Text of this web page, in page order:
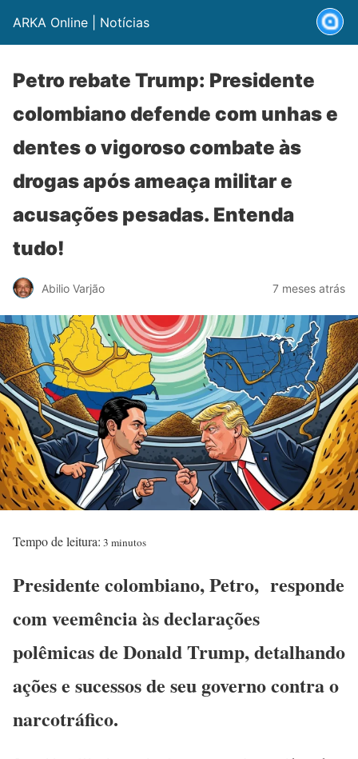
ARKA Online | Notícias
Petro rebate Trump: Presidente
colombiano defende com unhas e
dentes o vigoroso combate às
drogas após ameaça militar e
acusações pesadas. Entenda
tudo!
Abilio Varjão 7 meses atrás
Tempo de leitura: 3 minutos
Presidente colombiano, Petro, responde
com veemência às declarações
polêmicas de Donald Trump, detalhando
ações e sucessos de seu governo contra o
narcotráfico.